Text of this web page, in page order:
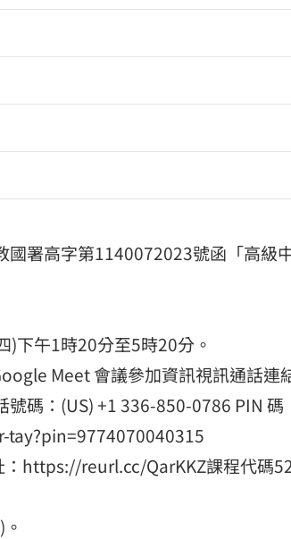
署高字第1140072023號函「高級
)下午1時20分至5時20分。
Meet 會議參加資訊視訊通話
碼：‪(US) +1 336-850-0786‬ PIN
：https://reurl.cc/QarKKZ課程代碼